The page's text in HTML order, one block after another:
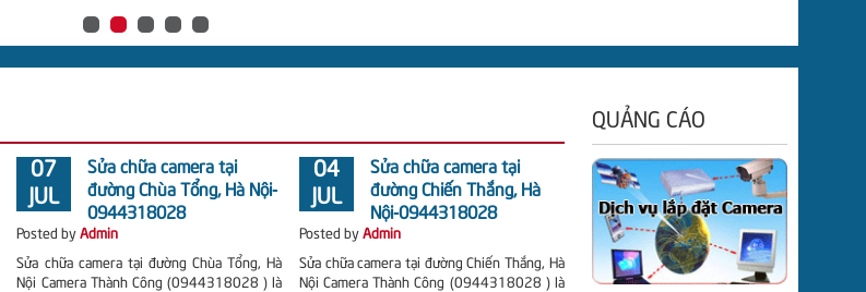
07
JUL
Sửa chữa camera tại
đường Chùa Tổng, Hà Nội-
0944318028
Posted byAdmin
Sửa chữa camera tại đường Chùa Tổng, Hà
Nội Camera Thành Công (0944318028 ) là
04
JUL
Sửa chữa camera tại
đường Chiến Thắng, Hà
Nội-0944318028
Posted byAdmin
Sửa chữa camera tại đường Chiến Thắng, Hà
Nội Camera Thành Công (0944318028 ) là
QUẢNG CÁO